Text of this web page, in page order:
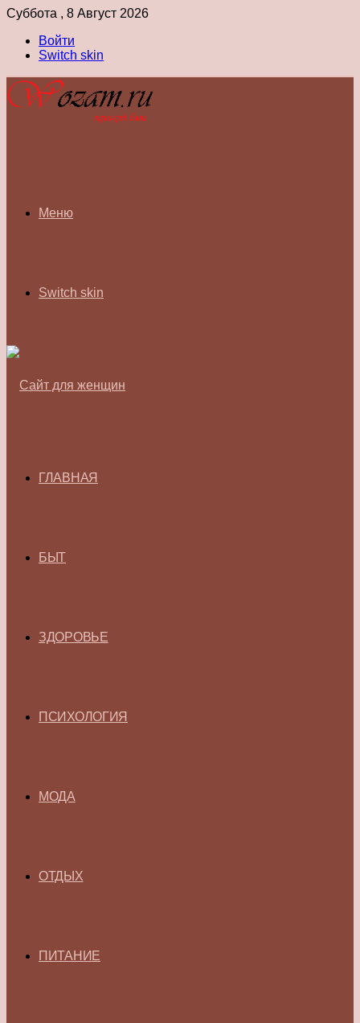
Суббота , 8 Август 2026
Войти
Switch skin
Меню
Switch skin
ГЛАВНАЯ
БЫТ
ЗДОРОВЬЕ
ПСИХОЛОГИЯ
МОДА
ОТДЫХ
ПИТАНИЕ